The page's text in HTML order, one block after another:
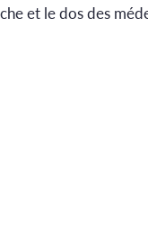
et le dos des